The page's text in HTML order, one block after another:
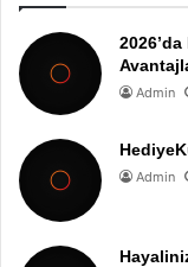
2026’da
Admin
Admin